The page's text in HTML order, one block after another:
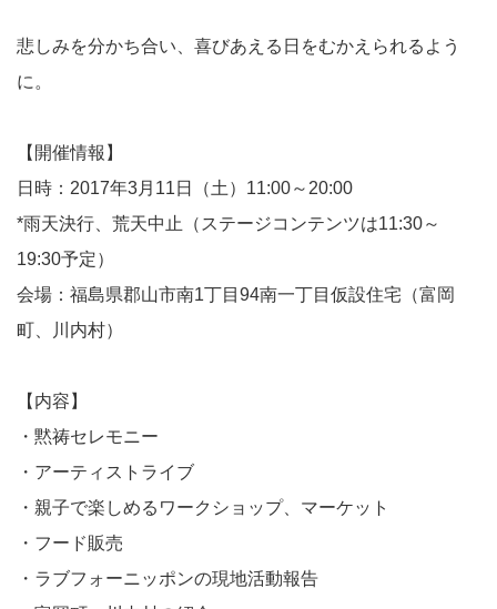
悲しみを分かち合い、喜びあえる日をむかえられるよう
に。
【開催情報】
日時：2017年3月11日（土）11:00～20:00
*雨天決行、荒天中止（ステージコンテンツは11:30～
19:30予定）
会場：福島県郡山市南1丁目94南一丁目仮設住宅（富岡
町、川内村）
【内容】
・黙祷セレモニー
・アーティストライブ
・親子で楽しめるワークショップ、マーケット
・フード販売
・ラブフォーニッポンの現地活動報告